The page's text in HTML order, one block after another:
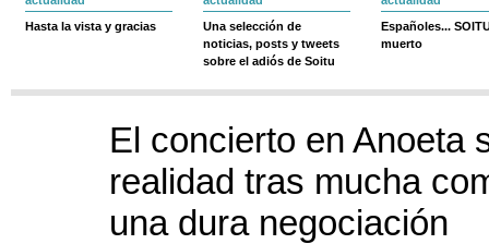
Hasta la vista y gracias
Una selección de
noticias, posts y tweets
sobre el adiós de Soitu
Españoles...
muerto
El concierto en Anoeta
realidad tras mucha
una dura negociación